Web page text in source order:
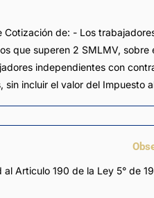
Cotización de: - Los
que superen 2 SMLMV,
independientes con
sin incluir el valor del Impuesto
al Articulo 190 de la Ley 5° de